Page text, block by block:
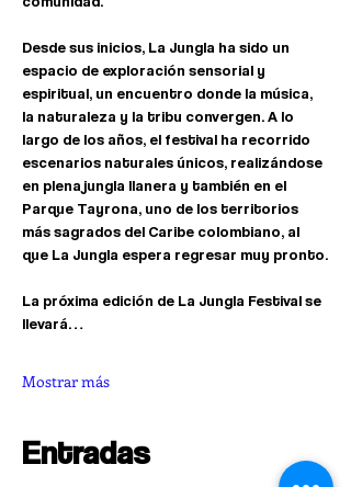
Desde sus inicios, La Jungla ha sido un
espacio de exploración sensorial y
espiritual, un encuentro donde la música,
la naturaleza y la tribu convergen. A lo
largo de los años, el festival ha recorrido
escenarios naturales únicos, realizándose
en plena jungla llanera y también en el
Parque Tayrona, uno de los territorios
más sagrados del Caribe colombiano, al
que La Jungla espera regresar muy pronto.
La próxima edición de La Jungla Festival se
llevará…
Mostrar más
Entradas